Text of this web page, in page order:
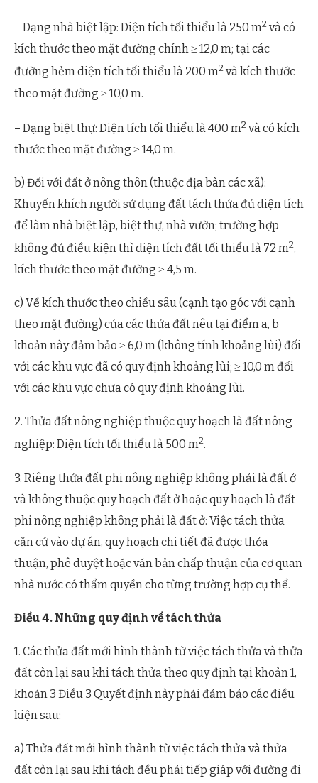
– Dạng nhà biệt lập: Diện tích tối thiểu là 250 m2và có
kích thước theo mặt đường chính ≥ 12,0 m; tại các
đường hẻm diện tích tối thiểu là 200 m2và kích thước
theo mặt đường ≥ 10,0 m.
– Dạng biệt thự: Diện tích tối thiểu là 400 m2và có kích
thước theo mặt đường ≥ 14,0 m.
b) Đối với đất ở nông thôn (thuộc địa bàn các xã):
Khuyến khích người sử dụng đất tách thửa đủ diện tích
để làm nhà biệt lập, biệt thự, nhà vườn; trường hợp
không đủ điều kiện thì diện tích đất tối thiểu là 72 m2,
kích thước theo mặt đường ≥ 4,5 m.
c) Về kích thước theo chiều sâu (cạnh tạo góc với cạnh
theo mặt đường) của các thửa đất nêu tại điểm a, b
khoản này đảm bảo ≥ 6,0 m (không tính khoảng lùi) đối
với các khu vực đã có quy định khoảng lùi; ≥ 10,0 m đối
với các khu vực chưa có quy định khoảng lùi.
2. Thửa đất nông nghiệp thuộc quy hoạch là đất nông
nghiệp: Diện tích tối thiểu là 500 m2.
3. Riêng thửa đất phi nông nghiệp không phải là đất ở
và không thuộc quy hoạch đất ở hoặc quy hoạch là đất
phi nông nghiệp không phải là đất ở: Việc tách thửa
căn cứ vào dự án, quy hoạch chi tiết đã được thỏa
thuận, phê duyệt hoặc văn bản chấp thuận của cơ quan
nhà nước có thẩm quyền cho từng trường hợp cụ thể.
Điều 4. Những quy định về tách thửa
1. Các thửa đất mới hình thành từ việc tách thửa và thửa
đất còn lại sau khi tách thửa theo quy định tại khoản 1,
khoản 3 Điều 3 Quyết định này phải đảm bảo các điều
kiện sau:
a) Thửa đất mới hình thành từ việc tách thửa và thửa
đất còn lại sau khi tách đều phải tiếp giáp với đường đi